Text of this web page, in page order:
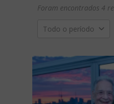
Foram encontrados 4
Todo o período